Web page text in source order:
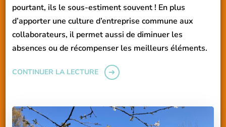
pourtant, ils le sous-estiment souvent ! En plus
d’apporter une culture d’entreprise commune aux
collaborateurs, il permet aussi de diminuer les
absences ou de récompenser les meilleurs éléments.
CONTINUER LA LECTURE